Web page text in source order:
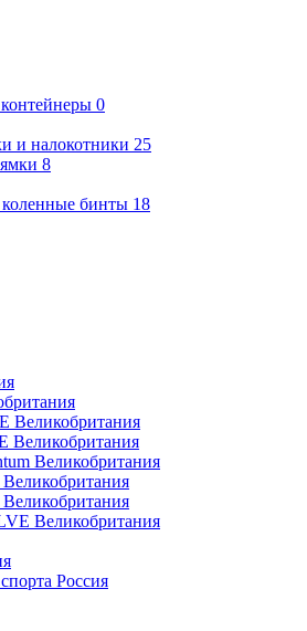
0
и налокотники 25
8
бинты 18
Великобритания
Великобритания
Великобритания
Великобритания
Великобритания
Великобритания
Россия